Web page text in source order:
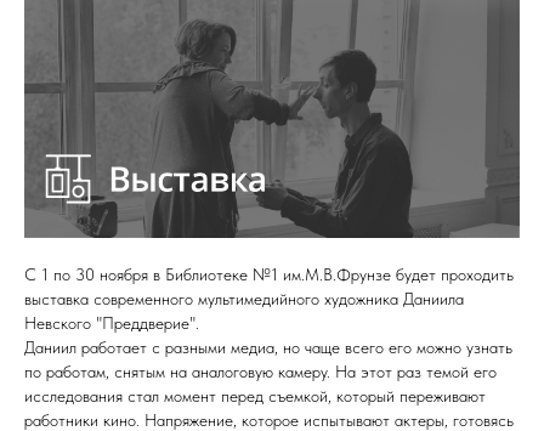
С 1 по 30 ноября в Библиотеке №1 им.М.В.Фрунзе будет проходить
выставка современного мультимедийного художника Даниила
Невского "Преддверие".
Даниил работает с разными медиа, но чаще всего его можно узнать
по работам, снятым на аналоговую камеру. На этот раз темой его
исследования стал момент перед съемкой, который переживают
работники кино. Напряжение, которое испытывают актеры, готовясь